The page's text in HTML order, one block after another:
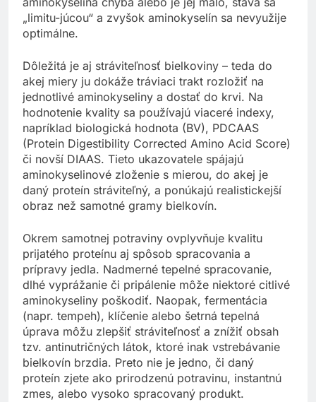
„limitu-júcou“ a zvyšok aminokyselín sa nevyužije
optimálne.
Dôležitá je aj stráviteľnosť bielkoviny – teda do
akej miery ju dokáže tráviaci trakt rozložiť na
jednotlivé aminokyseliny a dostať do krvi. Na
hodnotenie kvality sa používajú viaceré indexy,
napríklad biologická hodnota (BV), PDCAAS
(Protein Digestibility Corrected Amino Acid Score)
či novší DIAAS. Tieto ukazovatele spájajú
aminokyselinové zloženie s mierou, do akej je
daný proteín stráviteľný, a ponúkajú realistickejší
obraz než samotné gramy bielkovín.
Okrem samotnej potraviny ovplyvňuje kvalitu
prijatého proteínu aj spôsob spracovania a
prípravy jedla. Nadmerné tepelné spracovanie,
dlhé vyprážanie či pripálenie môže niektoré citlivé
aminokyseliny poškodiť. Naopak, fermentácia
(napr. tempeh), klíčenie alebo šetrná tepelná
úprava môžu zlepšiť stráviteľnosť a znížiť obsah
tzv. antinutričných látok, ktoré inak vstrebávanie
bielkovín brzdia. Preto nie je jedno, či daný
proteín zjete ako prirodzenú potravinu, instantnú
zmes, alebo vysoko spracovaný produkt.